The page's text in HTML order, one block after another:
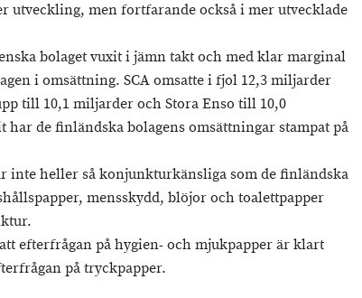
utveckling, men fortfarande också i mer utvecklade
bolaget vuxit i jämn takt och med klar marginal
i omsättning. SCA omsatte i fjol 12,3 miljarder
till 10,1 miljarder och Stora Enso till 10,0
har de finländska bolagens omsättningar stampat på
inte heller så konjunkturkänsliga som de finländska
mensskydd, blöjor och toalettpapper
efterfrågan på hygien- och mjukpapper är klart
på tryckpapper.